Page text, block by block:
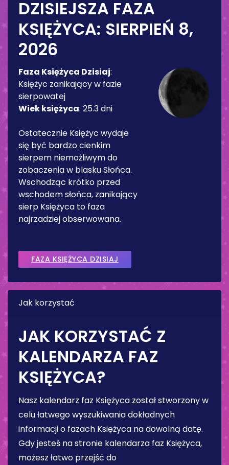
DZISIEJSZA FAZA
KSIĘŻYCA: SIERPIEŃ 8,
2026
Faza Księżyca Dzisiaj:
Księżyc zanikający w fazie
sierpowatej
Wiek księżyca: 25.3 dni
Ostatecznie Księżyc wydaje
się być bardzo cienkim
sierpem niemożliwym do
zobaczenia w blasku Słońca.
Wschodząc krótko przed
wschodem słońca, zanikający
sierp Księżyca to faza
najrzadziej obserwowana.
FAZA KSIĘŻYCA DZISIAJ
Jak korzystać
JAK KORZYSTAĆ Z
KALENDARZA FAZ
KSIĘŻYCA?
Nasz kalendarz faz Księżyca został stworzony w
celu łatwego wyszukiwania dokładnych
informacji o fazach Księżyca na dowolną datę.
Gdy jesteś na stronie kalendarza faz Księżyca,
możesz łatwo przejść do